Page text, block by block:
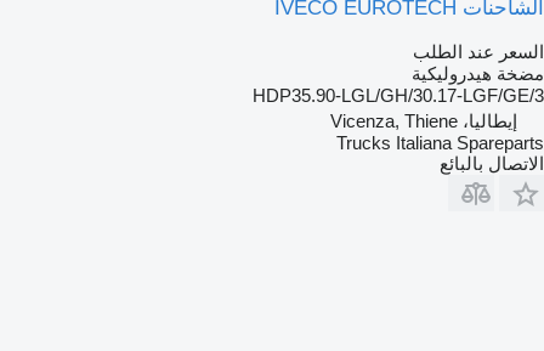
الشاحنات IVECO EUROTECH
السعر عند الطلب
مضخة هيدروليكية
HDP35.90-LGL/GH/30.17-LGF/GE/3
إيطاليا، Vicenza, Thiene
Trucks Italiana Spareparts
الاتصال بالبائع